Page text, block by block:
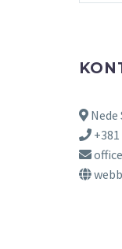
Nede
+381